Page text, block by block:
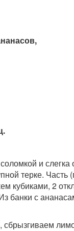
и
терке.
кубиками, 2
банки с
сбрызгиваем